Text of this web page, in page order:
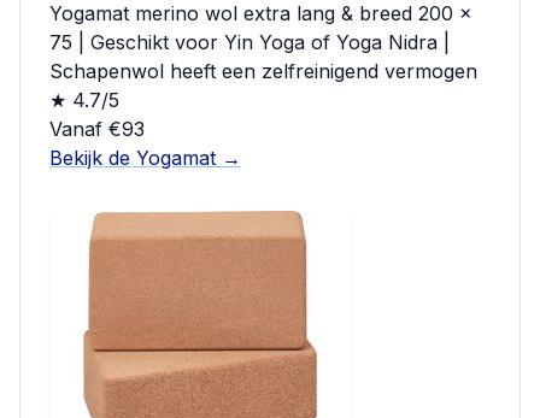
Yogamat merino wol extra lang & breed 200 x
75 | Geschikt voor Yin Yoga of Yoga Nidra |
Schapenwol heeft een zelfreinigend vermogen
★ 4.7/5
Vanaf €93
Bekijk de Yogamat →